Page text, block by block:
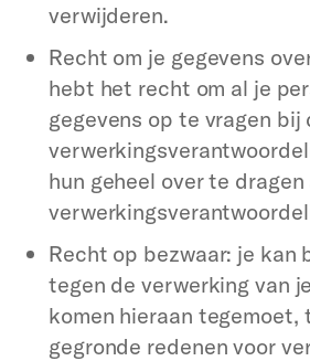
verwijderen.
Recht om je gegevens
hebt het recht om al je
gegevens op te vragen bij
hun geheel over te
Recht op bezwaar: je kan
tegen de verwerking van
komen hieraan tegemoet,
gegronde redenen voor